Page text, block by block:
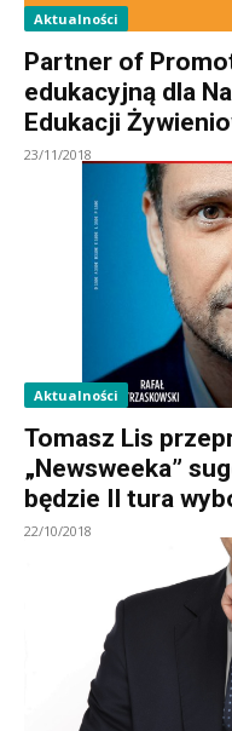
Aktualności
Partner of
edukacyjną dla
Edukacji
23/11/2018
Aktualności
Tomasz Lis
„Newsweeka”
będzie II tura
22/10/2018